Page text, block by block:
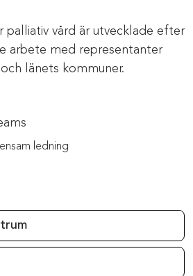
palliativ vård är utvecklade efter
arbete med representanter
länets kommuner.
ledning